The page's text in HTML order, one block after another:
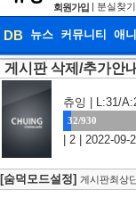
회원가입 | 분실찾기
DB 뉴스 커뮤니티 애
DB
웹툰
게시판 삭제/추가안내
츄잉 | L:31/
32/930
| 2 | 2022-09-
[숨덕모드설정] 게시판최상